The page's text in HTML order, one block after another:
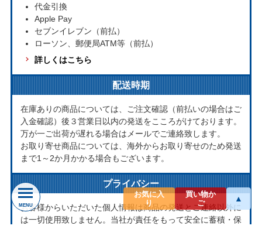
代金引換
Apple Pay
セブンイレブン（前払）
ローソン、郵便局ATM等（前払）
詳しくはこちら
配送時期
在庫ありの商品については、ご注文確認（前払いの場合はご
入金確認）後３営業日以内の発送をこころがけております。
万が一ご出荷が遅れる場合はメールでご連絡致します。
お取り寄せ商品については、海外からお取り寄せのため発送
まで1～2か月かかる場合もございます。
プライバシー
お客様からいただいた個人情報は商品の発送とご連絡以外に
は一切使用致しません。当社が責任をもって安全に蓄積・保
MENU
お気に入
り
買い物か
ご
▲